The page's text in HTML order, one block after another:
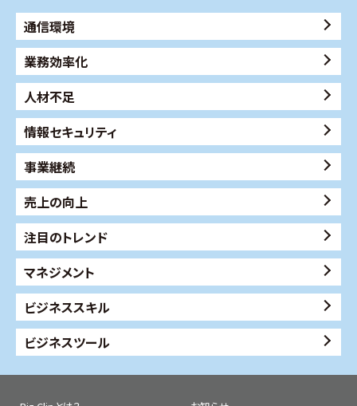
通信環境
業務効率化
人材不足
情報セキュリティ
事業継続
売上の向上
注目のトレンド
マネジメント
ビジネススキル
ビジネスツール